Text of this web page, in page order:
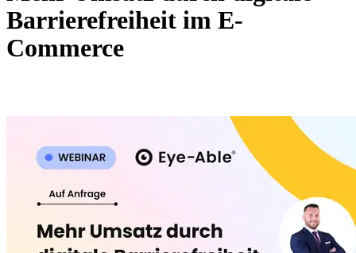
Barrierefreiheit im E-
Commerce